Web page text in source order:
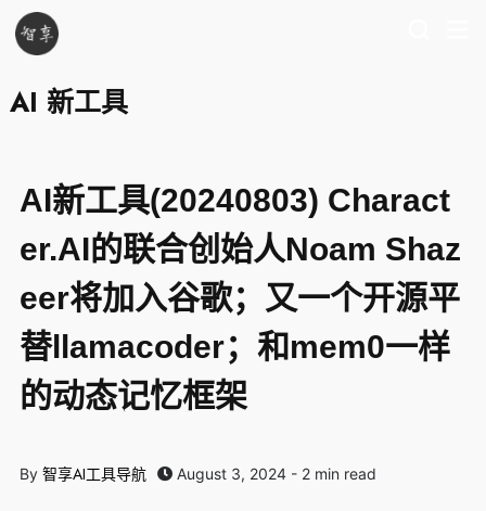
AI 新工具
AI新工具(20240803) Charact
er.AI的联合创始人Noam Shaz
eer将加入谷歌；又一个开源平
替llamacoder；和mem0一样
的动态记忆框架
By 智享AI工具导航 August 3, 2024 - 2 min read